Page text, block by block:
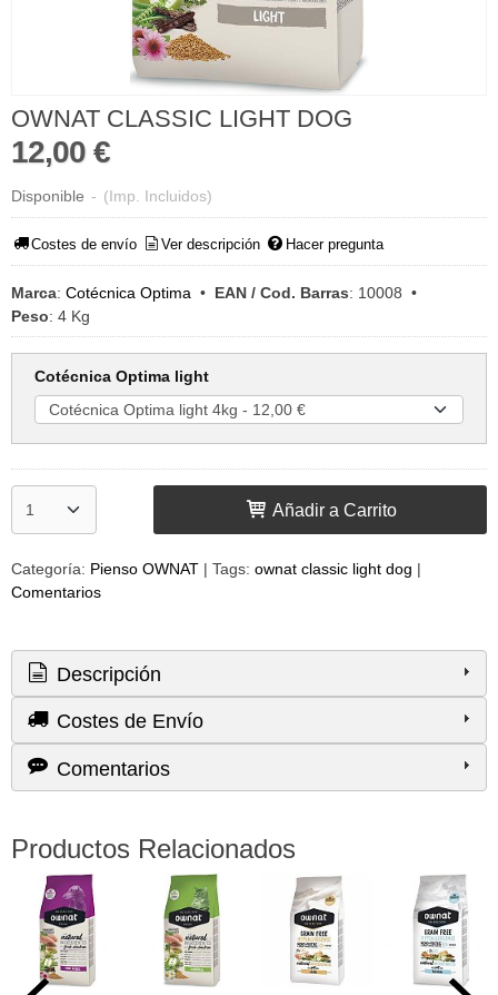
OWNAT CLASSIC LIGHT DOG
12,00 €
Disponible - (Imp. Incluidos)
Costes de envío Ver descripción Hacer pregunta
Marca: Cotécnica Optima • EAN / Cod. Barras: 10008 •
Peso: 4 Kg
Cotécnica Optima light
Añadir a Carrito
Categoría: Pienso OWNAT | Tags: ownat classic light dog |
Comentarios
Descripción
Costes de Envío
Comentarios
Productos Relacionados